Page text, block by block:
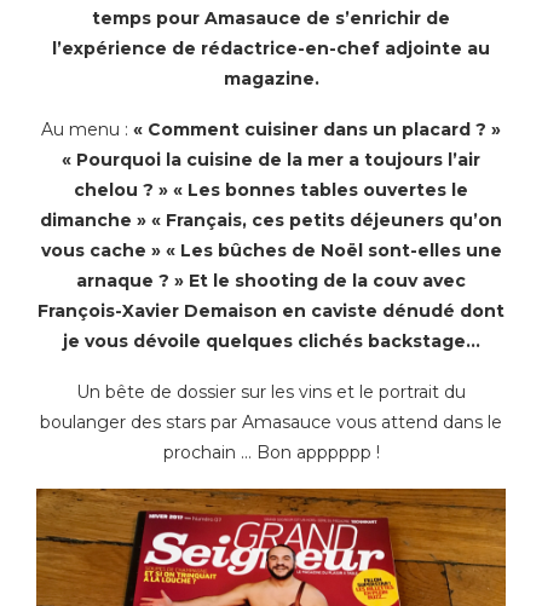
temps pour Amasauce de s’enrichir de
l’expérience de rédactrice-en-chef adjointe au
magazine.
Au menu : « Comment cuisiner dans un placard ? »
« Pourquoi la cuisine de la mer a toujours l’air
chelou ? » « Les bonnes tables ouvertes le
dimanche » « Français, ces petits déjeuners qu’on
vous cache » « Les bûches de Noël sont-elles une
arnaque ? » Et le shooting de la couv avec
François-Xavier Demaison en caviste dénudé dont
je vous dévoile quelques clichés backstage…
Un bête de dossier sur les vins et le portrait du
boulanger des stars par Amasauce vous attend dans le
prochain … Bon apppppp !